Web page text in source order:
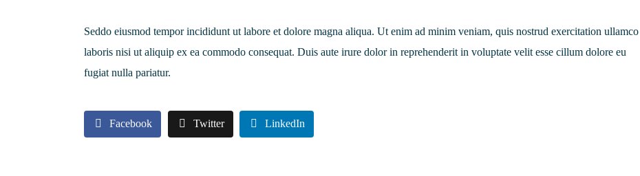
Seddo eiusmod tempor incididunt ut labore et dolore magna aliqua. Ut enim ad minim veniam, quis nostrud exercitation ullamco
laboris nisi ut aliquip ex ea commodo consequat. Duis aute irure dolor in reprehenderit in voluptate velit esse cillum dolore eu
fugiat nulla pariatur.
Facebook Twitter LinkedIn